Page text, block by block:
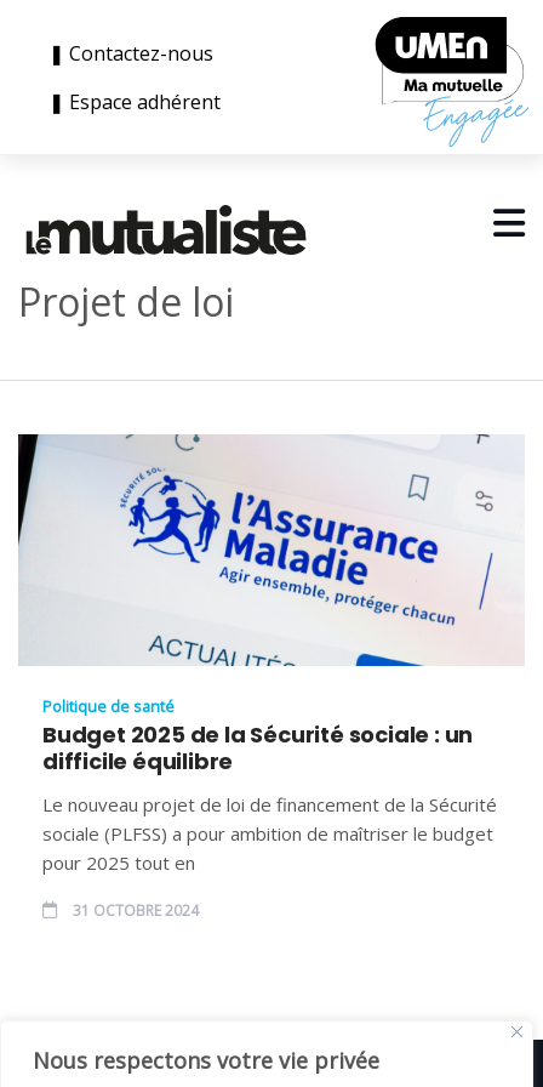
Nous respectons votre vie privée
❚ Contactez-nous
❚ Espace adhérent
Projet de loi
Politique de santé
Budget 2025 de la Sécurité sociale : un
difficile équilibre
Le nouveau projet de loi de financement de la Sécurité
sociale (PLFSS) a pour ambition de maîtriser le budget
pour 2025 tout en
31 OCTOBRE 2024